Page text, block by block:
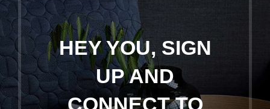
HEY YOU, SIGN
UP AND
CONNECT TO